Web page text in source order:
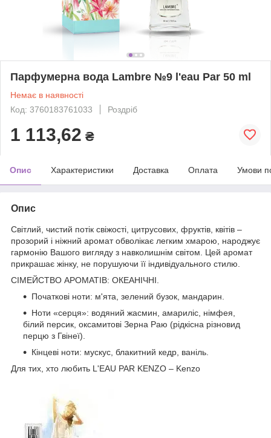
Парфумерна вода Lаmbre №9 l'eau Par 50 ml
Немає в наявності
Код: 3760183761033
Роздріб
1 113,62 ₴
Опис Характеристики Доставка Оплата Умови
Опис
Світлий, чистий потік свіжості, цитрусових, фруктів, квітів –
прозорий і ніжний аромат обволікає легким хмарою, народжує
гармонію Вашого вигляду з навколишнім світом. Цей аромат
прикрашає жінку, не порушуючи її індивідуального стилю.
СІМЕЙСТВО АРОМАТІВ: ОКЕАНІЧНІ.
Початкові ноти: м'ята, зелений бузок, мандарин.
Ноти «серця»: водяний жасмин, амариліс, німфея,
білий персик, оксамитові Зерна Раю (рідкісна різновид
перцю з Гвінеї).
Кінцеві ноти: мускус, блакитний кедр, ваніль.
Для тих, хто любить L'EAU PAR KENZO – Kenzo